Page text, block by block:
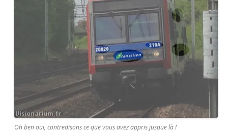
Oh ben oui, contredisons ce que vous avez appris jusque là !